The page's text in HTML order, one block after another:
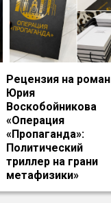
Рецензия на роман
Юрия
Воскобойникова
«Операция
«Пропаганда»:
Политический
триллер на грани
метафизики»